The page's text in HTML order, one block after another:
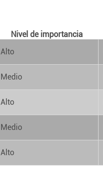
Nivel de importancia
Alto
Medio
Alto
Medio
Alto